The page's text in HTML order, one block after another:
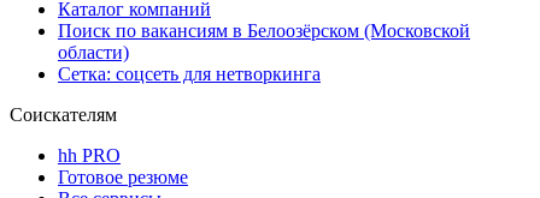
Каталог компаний
Поиск по вакансиям в Белоозёрском (Московской
области)
Сетка: соцсеть для нетворкинга
Соискателям
hh PRO
Готовое резюме